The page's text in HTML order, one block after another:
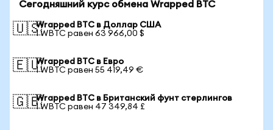
Сегодняшний курс обмена Wrapped BTC
🇺🇸Wrapped BTC в Доллар США
1 WBTC равен 63 966,00 $
🇪🇺Wrapped BTC в Евро
1 WBTC равен 55 419,49 €
🇬🇧Wrapped BTC в Британский фунт стерлингов
1 WBTC равен 47 349,84 £